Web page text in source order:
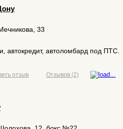
33
автоломбард под ПТС.
отзыв Отзывов (2)